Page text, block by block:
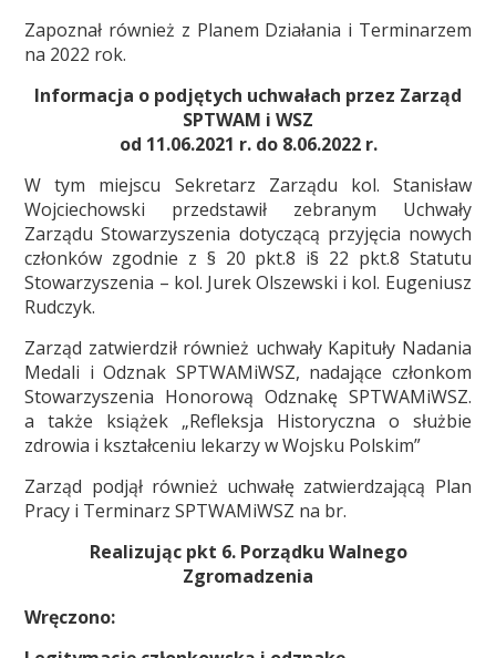
Zapoznał również z Planem Działania i Terminarzem
na 2022 rok.
Informacja o podjętych uchwałach przez Zarząd
SPTWAM i WSZ
od 11.06.2021 r. do 8.06.2022 r.
W tym miejscu Sekretarz Zarządu kol. Stanisław
Wojciechowski przedstawił zebranym Uchwały
Zarządu Stowarzyszenia dotyczącą przyjęcia nowych
członków zgodnie z § 20 pkt.8 i§ 22 pkt.8 Statutu
Stowarzyszenia – kol. Jurek Olszewski i kol. Eugeniusz
Rudczyk.
Zarząd zatwierdził również uchwały Kapituły Nadania
Medali i Odznak SPTWAMiWSZ, nadające członkom
Stowarzyszenia Honorową Odznakę SPTWAMiWSZ.
a także książek „Refleksja Historyczna o służbie
zdrowia i kształceniu lekarzy w Wojsku Polskim”
Zarząd podjął również uchwałę zatwierdzającą Plan
Pracy i Terminarz SPTWAMiWSZ na br.
Realizując pkt 6. Porządku Walnego
Zgromadzenia
Wręczono: